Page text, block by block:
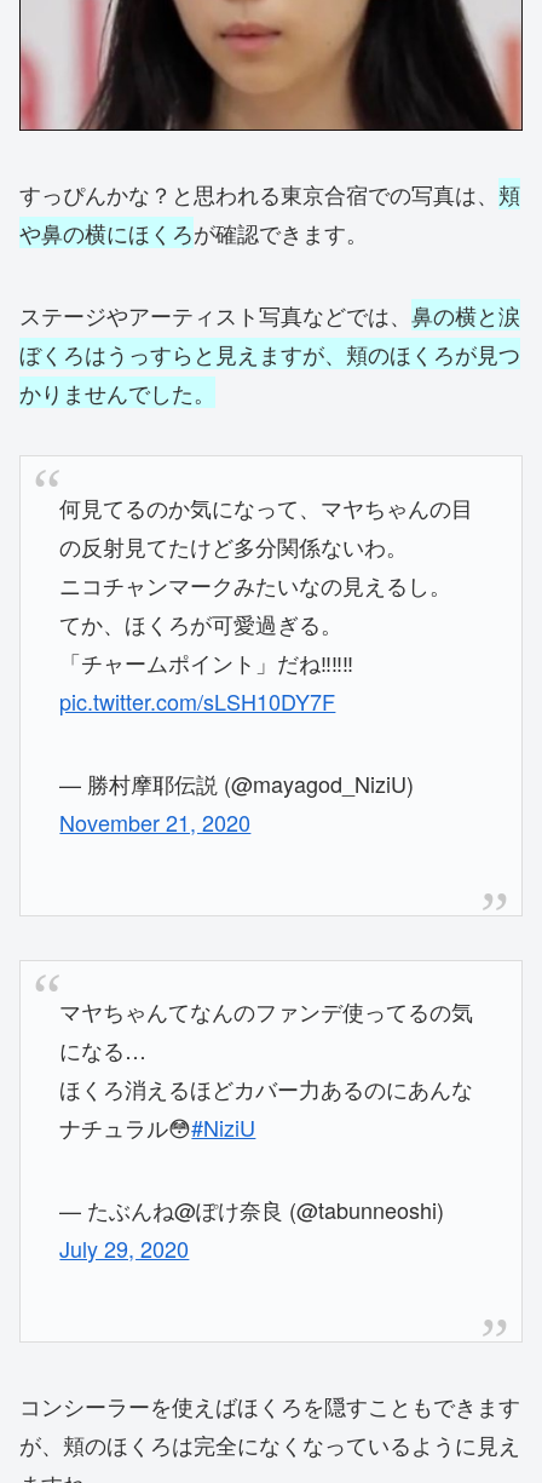
すっぴんかな？と思われる東京合宿での写真は、 頬
や鼻の横にほくろが確認できます。
ステージやアーティスト写真などでは、 鼻の横と涙
ぼくろはうっすらと見えますが、 頬のほくろが見つ
かりませんでした。
何見てるのか気になって、マヤちゃんの目
の反射見てたけど多分関係ないわ。
ニコチャンマークみたいなの見えるし。
てか、ほくろが可愛過ぎる。
「チャームポイント」だね‼️‼️‼️
pic.twitter.com/sLSH10DY7F
— 勝村摩耶伝説 (@mayagod_NiziU)
November 21, 2020
マヤちゃんてなんのファンデ使ってるの気
になる…
ほくろ消えるほどカバー力あるのにあんな
ナチュラル😳#NiziU
— たぶんね@ぽけ奈良 (@tabunneoshi)
July 29, 2020
コンシーラーを使えばほくろを隠すこともできます
が、頬のほくろは完全になくなっているように見え